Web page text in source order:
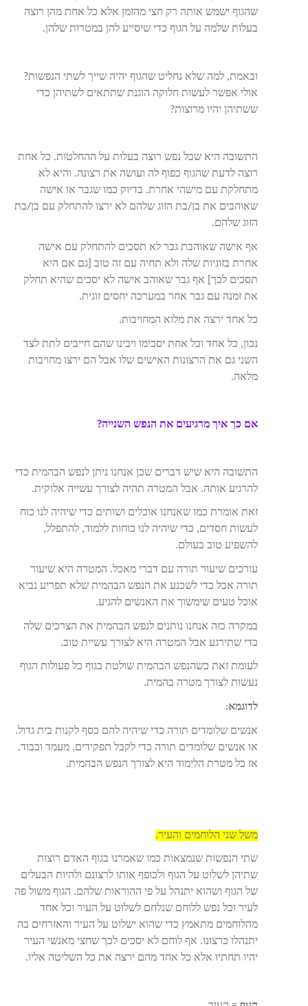
שהגוף ישמש אותה רק חצי מהזמן אלא כל אחת מהן רוצה
בעלות שלמה על הגוף כדי שיסייע להן במטרות שלהן.
ובאמת, למה שלא נחליט שהגוף יהיה שייך לשתי הנפשות?
אולי אפשר לעשות חלוקה הוגנת שתתאים לשתיהן כדי
ששתיהן יהיו מרוצות?
התשובה היא שכל נפש רוצה בעלות על ההחלטות. כל אחת
רוצה לדעת שהגוף כפוף לה ועושה את רצונה. והיא לא
מתחלקת עם מישהי אחרת. בדיוק כמו שגבר או אישה
שאוהבים את בן/בת הזוג שלהם לא ירצו להתחלק עם בן/בת
הזוג שלהם.
אף אישה שאוהבת גבר לא תסכים להתחלק עם אישה
אחרת בזוגיות שלה ולא תחיה עם זה טוב [גם אם היא
תסכים לכך] אף גבר שאוהב אישה לא יסכים שהיא תחלק
את זמנה עם גבר אחר במערכה יחסים זוגית.
כל אחד ירצה את מלוא המחויבות.
נכון, כל אחד וכל אחת יסכימו ויבינו שהם חייבים לתת לצד
השני גם את הרצונות האישים שלו אבל הם ירצו מחויבות
מלאה.
אם כך איך מרגיעים את הנפש השנייה?
התשובה היא שיש דברים שכן אנחנו ניתן לנפש הבהמית כדי
להרגיע אותה. אבל המטרה תהיה לצורך עשייה אלוקית.
זאת אומרת כמו שאנחנו אוכלים ושותים כדי שיהיה לנו כוח
לעשות חסדים, כדי שיהיה לנו כוחות ללמוד, להתפלל,
להשפיע טוב בעולם.
עורכים שיעור תורה עם דברי מאכל. המטרה היא שיעור
תורה אבל כדי לשכנע את הנפש הבהמית שלא תפריע נביא
אוכל טעים שימשוך את האנשים להגיע.
במקרה כזה אנחנו נותנים לנפש הבהמית את הצרכים שלה
כדי שתירגע אבל המטרה היא לצורך עשיית טוב.
לעומת זאת כשהנפש הבהמית שולטת בגוף כל פעולות הגוף
נעשות לצורך מטרה בהמית.
לדוגמא:
אנשים שלומדים תורה כדי שיהיה להם כסף לקנות בית גדול.
או אנשים שלומדים תורה כדי לקבל תפקידים, מעמד וכבוד.
אז כל מטרת הלימוד היא לצורך הנפש הבהמית.
משל שני הלוחמים והעיר.
שתי הנפשות שנמצאות כמו שאמרנו בגוף האדם רוצות
שתיהן לשלוט על הגוף ולכופף אותו לרצונם ולהיות הבעלים
של הגוף ושהוא יתנהל על פי ההוראות שלהם. הגוף משול פה
לעיר וכל נפש ללוחם שנלחם לשלוט על העיר וכל אחד
מהלוחמים מתאמץ כדי שהוא ישלוט על העיר והאזרחים בה
יתנהלו כרצונו. אף לוחם לא יסכים לכך שחצי מאנשי העיר
יהיו תחתיו אלא כל אחד מהם ירצה את כל השליטה אליו.